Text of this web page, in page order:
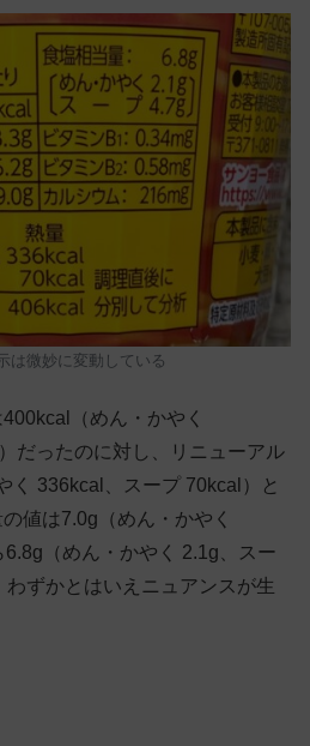
は微妙に変動している
（めん・かやく
だったのに対し、リニューアル
く 336kcal、スープ 70kcal）と
値は7.0g（めん・かやく
6.8g（めん・かやく 2.1g 、スー
ずかとはいえニュアンスが生